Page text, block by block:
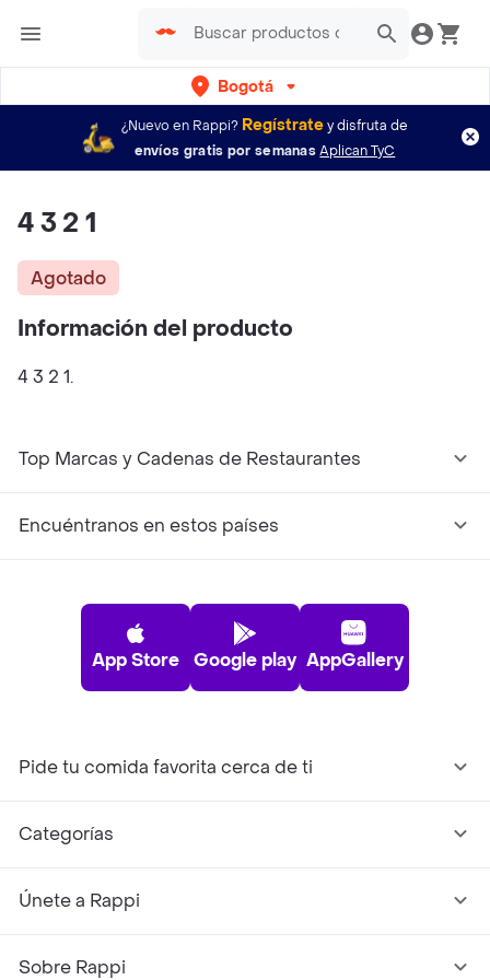
Bogotá
¿Nuevo en Rappi? Regístratey disfruta de
envíos gratis por semanas Aplican TyC
4 3 2 1
Agotado
Información del producto
4 3 2 1.
Top Marcas y Cadenas de Restaurantes
Encuéntranos en estos países
App Store Google play AppGallery
Pide tu comida favorita cerca de ti
Categorías
Únete a Rappi
Sobre Rappi